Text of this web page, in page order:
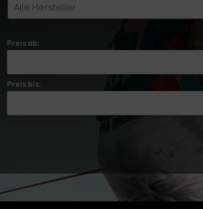
Alle Hersteller
Preis ab:
Preis bis: